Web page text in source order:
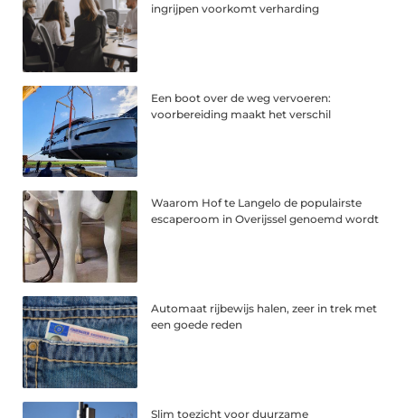
ingrijpen voorkomt verharding
Een boot over de weg vervoeren:
voorbereiding maakt het verschil
Waarom Hof te Langelo de populairste
escaperoom in Overijssel genoemd wordt
Automaat rijbewijs halen, zeer in trek met
een goede reden
Slim toezicht voor duurzame